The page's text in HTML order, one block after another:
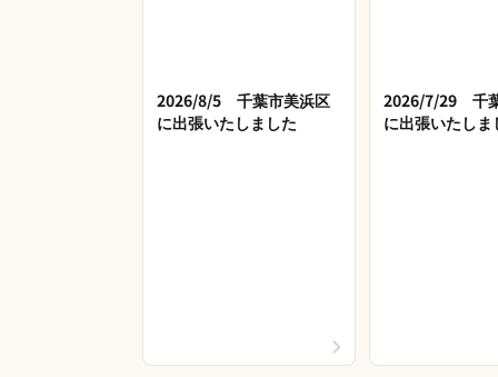
2026/8/5 千葉市美浜区
に出張いたしました
2026/7/29 千
に出張いたしま